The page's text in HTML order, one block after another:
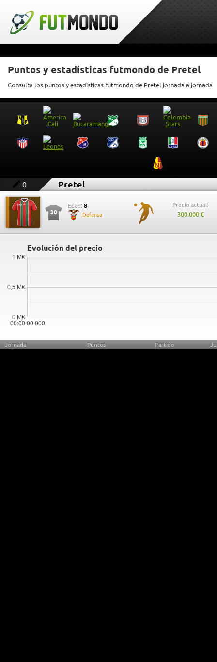
Puntos y estadísticas futmondo de Pretel
Consulta los puntos y estadísticas futmondo de Pretel jornada a jornada
0 Pretel
30
Edad: 8
Defensa
Precio actual:
300.000 €
Evolución del precio
00:00:00.000
0 M€
0,5 M€
1 M€
Jornada Puntos Partido